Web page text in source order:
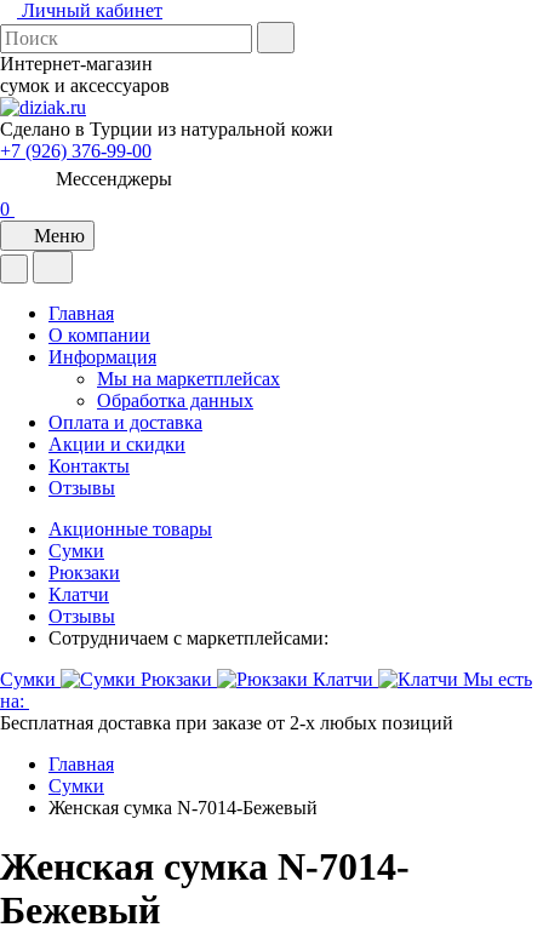
Личный кабинет
Интернет-магазин
сумок и аксессуаров
Сделано в Турции из натуральной кожи
+7 (926) 376-99-00
Мессенджеры
0
Меню
Главная
О компании
Информация
Мы на маркетплейсах
Обработка данных
Оплата и доставка
Акции и скидки
Контакты
Отзывы
Акционные товары
Сумки
Рюкзаки
Клатчи
Отзывы
Сотрудничаем с маркетплейсами:
Сумки
Рюкзаки Клатчи
Мы есть
на:
Бесплатная доставка при заказе от 2-х любых позиций
Главная
Сумки
Женская сумка N-7014-Бежевый
Женская сумка N-7014-
Бежевый